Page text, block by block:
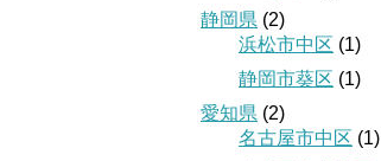
静岡県 (2)
浜松市中区 (1)
静岡市葵区 (1)
愛知県 (2)
名古屋市中区 (1)